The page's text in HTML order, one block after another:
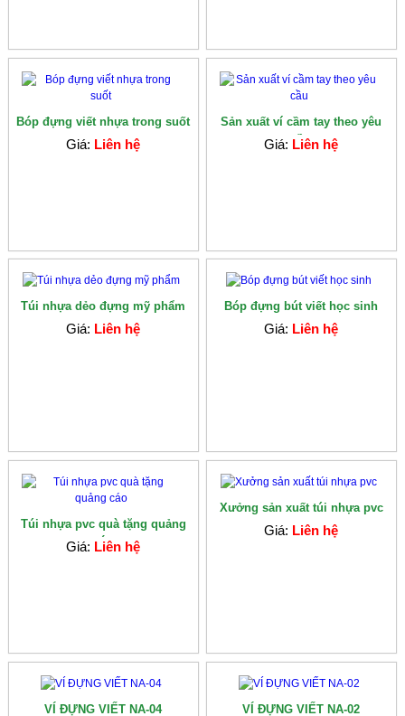
Bóp đựng viết nhựa trong suốt
Giá: Liên hệ
Sản xuất ví cầm tay theo yêu
cầu
Giá: Liên hệ
Túi nhựa dẻo đựng mỹ phẩm
Giá: Liên hệ
Bóp đựng bút viết học sinh
Giá: Liên hệ
Túi nhựa pvc quà tặng quảng
cáo
Giá: Liên hệ
Xưởng sản xuất túi nhựa pvc
Giá: Liên hệ
VÍ ĐỰNG VIẾT NA-04 VÍ ĐỰNG VIẾT NA-02